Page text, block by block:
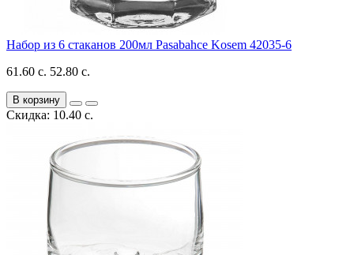
Набор из 6 стаканов 200мл Pasabahce Kosem 42035-6
61.60 с. 52.80 с.
В корзину
Скидка: 10.40 с.